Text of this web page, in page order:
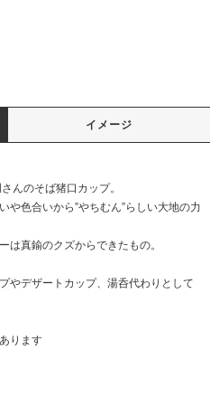
イメージ
んのそば猪口カップ。
や色合いから”やちむん”らしい大地の力
は真鍮のクズからできたもの。
やデザートカップ、湯呑代わりとして
ります